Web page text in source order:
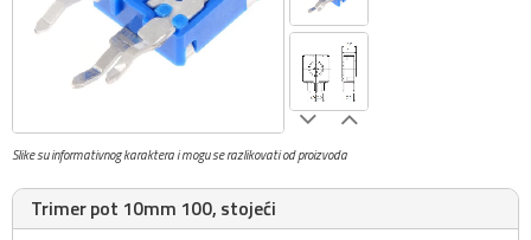
Slike su informativnog karaktera i mogu se razlikovati od proizvoda
Trimer pot 10mm 100, stojeći